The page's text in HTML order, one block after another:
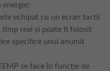
energie;
echipat cu un ecran tactil
real și poate fi folosit
specifice unui anumit
se face în funcție de